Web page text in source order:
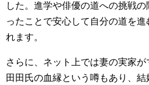
した。進学や俳優の道への挑戦
ったことで安心して自分の道を
れます。
さらに、ネット上では妻の実家
田田氏の血縁という噂もあり、